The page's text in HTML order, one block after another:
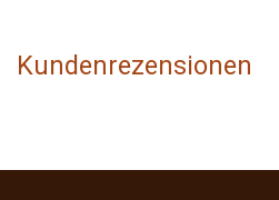
Kundenrezensionen